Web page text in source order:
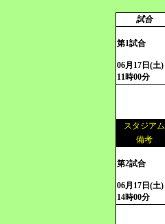
試合
第1試合
06月17日(土)
11時00分
スタジアム
備考
第2試合
06月17日(土)
14時00分